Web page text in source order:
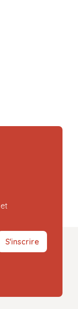
S'inscrire